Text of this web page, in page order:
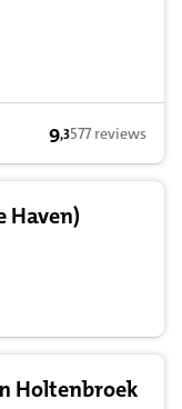
9,3 op basis van
9,3577 reviews
Haven)
Holtenbroek